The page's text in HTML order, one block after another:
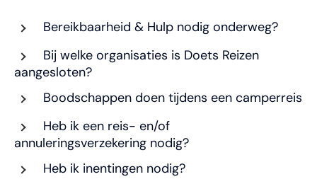
Bereikbaarheid & Hulp nodig onderweg?
Bij welke organisaties is Doets Reizen
aangesloten?
Boodschappen doen tijdens een camperreis
Heb ik een reis- en/of
annuleringsverzekering nodig?
Heb ik inentingen nodig?